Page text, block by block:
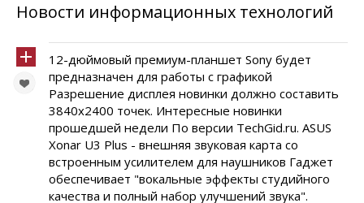
Новости информационных технологий
12-дюймовый премиум-планшет Sony будет
предназначен для работы с графикой
Разрешение дисплея новинки должно составить
3840х2400 точек. Интересные новинки
прошедшей недели По версии TechGid.ru. ASUS
Xonar U3 Plus - внешняя звуковая карта со
встроенным усилителем для наушников Гаджет
обеспечивает "вокальные эффекты студийного
качества и полный набор улучшений звука".